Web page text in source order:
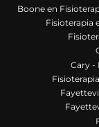
Boone en
Fisioterapia
Cary -